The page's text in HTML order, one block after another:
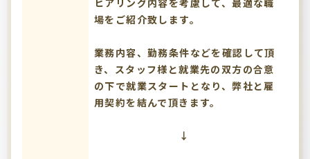
ヒアリング内容を考慮して、最適な職
場をご紹介致します。
業務内容、勤務条件などを確認して頂
き、スタッフ様と就業先の双方の合意
の下で就業スタートとなり、弊社と雇
用契約を結んで頂きます。
↓